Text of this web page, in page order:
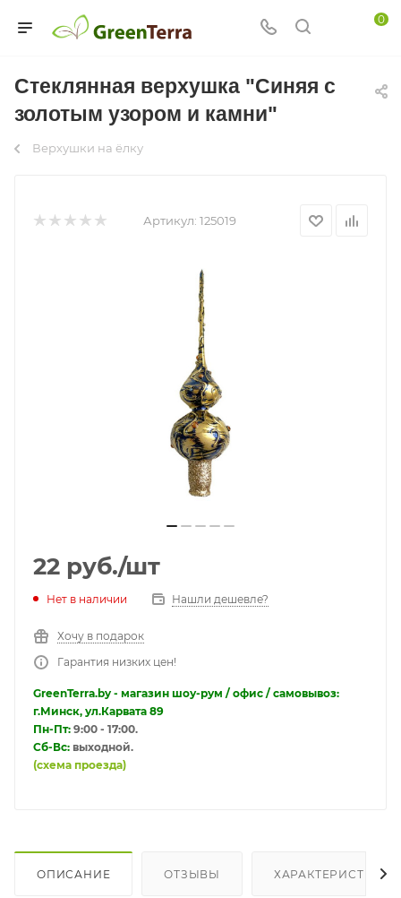
0
Стеклянная верхушка "Синяя с
золотым узором и камни"
Верхушки на ёлку
Артикул: 125019
22 руб./шт
Нет в наличии Нашли дешевле?
Хочу в подарок
Гарантия низких цен!
GreenTerra.by - магазин шоу-рум / офис / самовывоз:
г.Минск, ул.Карвата 89
Пн-Пт: 9:00 - 17:00.
Сб-Вс: выходной.
(схема проезда)
ОПИСАНИЕ ОТЗЫВЫ ХАРАКТЕРИСТИКИ